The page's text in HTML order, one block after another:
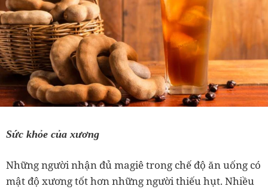
Sức khỏe của xương
Những người nhận đủ magiê trong chế độ ăn uống có
mật độ xương tốt hơn những người thiếu hụt. Nhiều